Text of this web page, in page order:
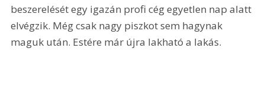
beszerelését egy igazán profi cég egyetlen nap alatt
elvégzik. Még csak nagy piszkot sem hagynak
maguk után. Estére már újra lakható a lakás.